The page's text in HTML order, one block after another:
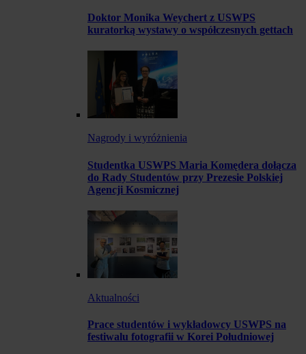
Doktor Monika Weychert z USWPS
kuratorką wystawy o współczesnych gettach
Nagrody i wyróżnienia
Studentka USWPS Maria Komędera dołącza
do Rady Studentów przy Prezesie Polskiej
Agencji Kosmicznej
Aktualności
Prace studentów i wykładowcy USWPS na
festiwalu fotografii w Korei Południowej